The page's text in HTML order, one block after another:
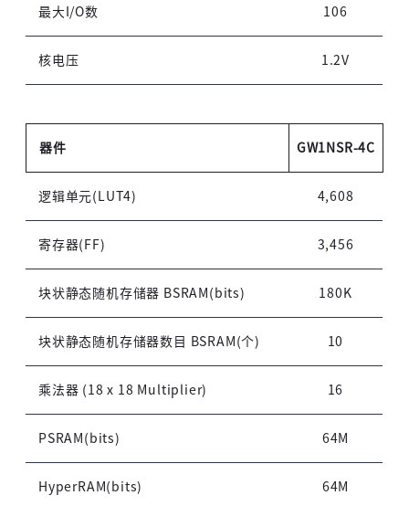
最大I/O数 106
核电压 1.2V
器件 GW1NSR-4C
逻辑单元(LUT4) 4,608
寄存器(FF) 3,456
块状静态随机存储器 BSRAM(bits) 180K
块状静态随机存储器数目 BSRAM(个) 10
乘法器 (18 x 18 Multiplier) 16
PSRAM(bits) 64M
HyperRAM(bits) 64M